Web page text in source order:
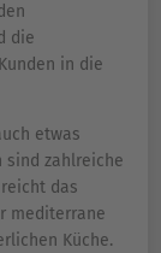
die
in die
etwas
sind zahlreiche
das
mediterrane
Küche.